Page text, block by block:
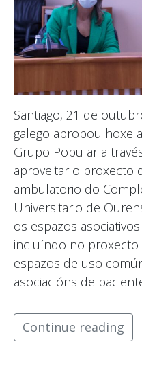
Santiago, 21 de
galego aprobou hoxe
Grupo Popular a
aproveitar o proxecto
ambulatorio do
Universitario de
os espazos
incluíndo no proxecto
espazos de uso
asociacións de
Continue reading